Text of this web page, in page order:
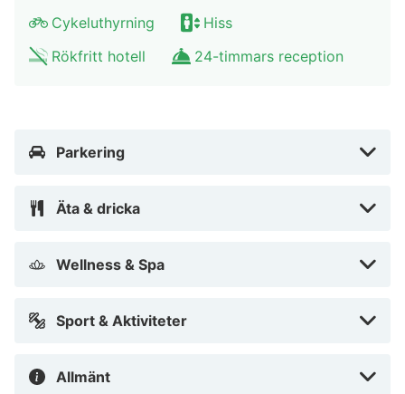
Cykeluthyrning
Hiss
Rökfritt hotell
24-timmars reception
Parkering
Äta & dricka
Wellness & Spa
Sport & Aktiviteter
Allmänt